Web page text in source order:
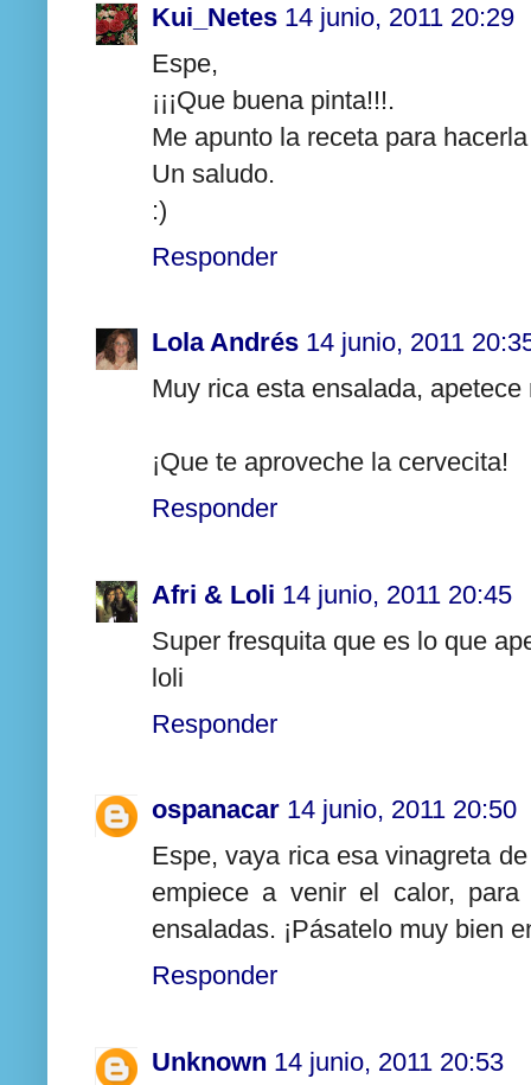
Kui_Netes 14 junio, 2011 20:29
Espe,
¡¡¡Que buena pinta!!!.
Me apunto la receta para
Un saludo.
:)
Responder
Lola Andrés 14 junio, 2011
Muy rica esta ensalada,
¡Que te aproveche la cervecita!
Responder
Afri & Loli 14 junio, 2011 20:45
Super fresquita que es lo que
loli
Responder
ospanacar 14 junio, 2011 20:50
Espe, vaya rica esa vinagreta
empiece a venir el calor,
ensaladas. ¡Pásatelo muy bien
Responder
Unknown 14 junio, 2011 20:53